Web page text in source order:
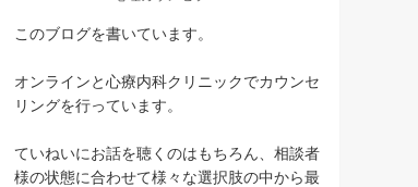
このブログを書いています。
オンラインと心療内科クリニックでカウンセ
リングを行っています。
ていねいにお話を聴くのはもちろん、相談者
様の状態に合わせて様々な選択肢の中から最